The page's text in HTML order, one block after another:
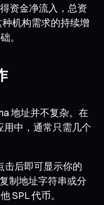
资金净流入，总资
机构需求的持续增
。
地址并不复杂。在
用中，通常只需几个
击后即可显示你的
制地址字符串或分
SPL 代币。